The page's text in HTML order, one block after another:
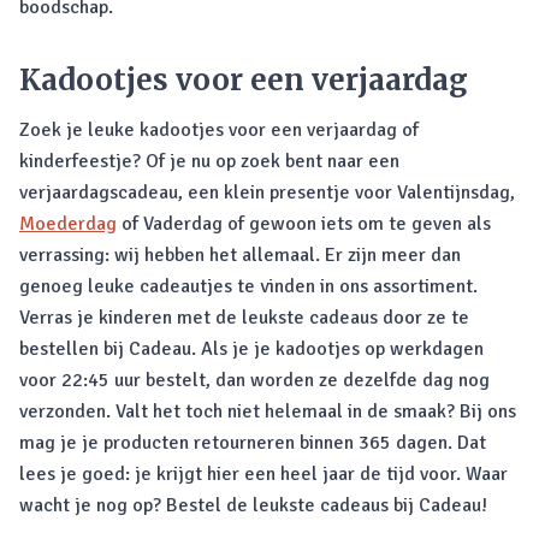
boodschap.
Kadootjes voor een verjaardag
Zoek je leuke kadootjes voor een verjaardag of
kinderfeestje? Of je nu op zoek bent naar een
verjaardagscadeau, een klein presentje voor Valentijnsdag,
Moederdag of Vaderdag of gewoon iets om te geven als
verrassing: wij hebben het allemaal. Er zijn meer dan
genoeg leuke cadeautjes te vinden in ons assortiment.
Verras je kinderen met de leukste cadeaus door ze te
bestellen bij Cadeau. Als je je kadootjes op werkdagen
voor 22:45 uur bestelt, dan worden ze dezelfde dag nog
verzonden. Valt het toch niet helemaal in de smaak? Bij ons
mag je je producten retourneren binnen 365 dagen. Dat
lees je goed: je krijgt hier een heel jaar de tijd voor. Waar
wacht je nog op? Bestel de leukste cadeaus bij Cadeau!